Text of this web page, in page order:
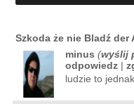
Szkoda że nie Bladź der
minus (wyślij
odpowiedz|
ludzie to